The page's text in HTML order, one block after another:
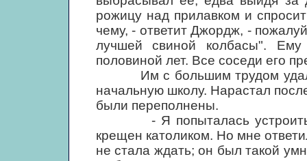
рожицу над прилавком и
чему, - ответит Джордж, -
лучшей свиной колбасы".
половиной лет. Все соседи его
Им с большим трудом
начальную школу. Нарастал
были переполнены.
- Я попыталась устроить
крещен католиком. Но мне
не стала ждать; он был такой